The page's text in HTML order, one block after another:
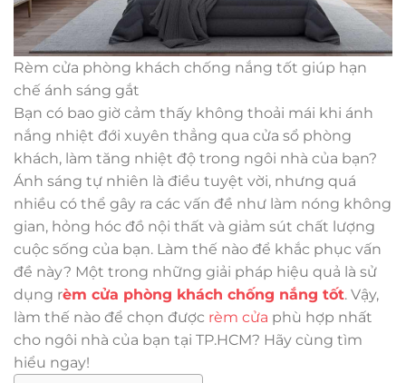
Rèm cửa phòng khách chống nắng tốt giúp hạn
chế ánh sáng gắt
Bạn có bao giờ cảm thấy không thoải mái khi ánh
nắng nhiệt đới xuyên thẳng qua cửa sổ phòng
khách, làm tăng nhiệt độ trong ngôi nhà của bạn?
Ánh sáng tự nhiên là điều tuyệt vời, nhưng quá
nhiều có thể gây ra các vấn đề như làm nóng không
gian, hỏng hóc đồ nội thất và giảm sút chất lượng
cuộc sống của bạn. Làm thế nào để khắc phục vấn
đề này? Một trong những giải pháp hiệu quả là sử
dụng rèm cửa phòng khách chống nắng tốt. Vậy,
làm thế nào để chọn được rèm cửa phù hợp nhất
cho ngôi nhà của bạn tại TP.HCM? Hãy cùng tìm
hiểu ngay!